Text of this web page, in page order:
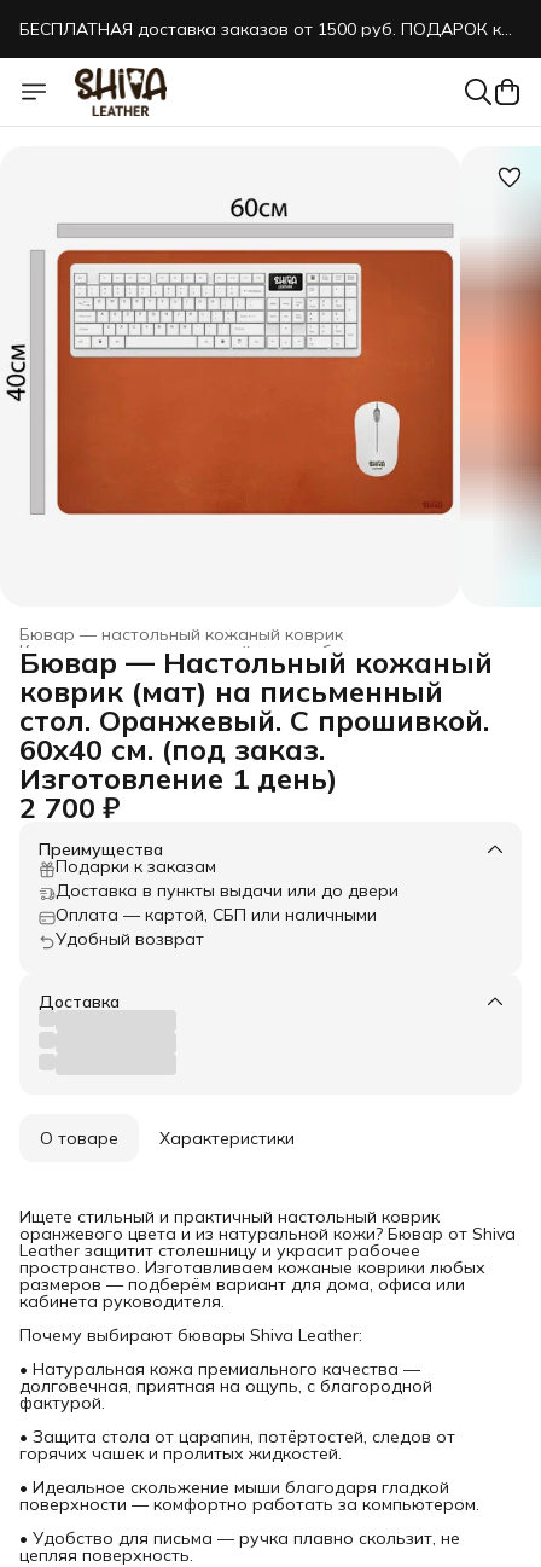
БЕСПЛАТНАЯ доставка заказов от 1500 руб. ПОДАРОК к
БЕСПЛАТНАЯ доставка заказов от 1500 руб. ПОДАРОК к
каждому заказу!
Бювар — настольный кожаный коврик
Коврики для компьютерной мыши и бювары
Аксессуары
Товары из натуральной кожи ›
Главная ›
Бювар — Настольный кожаный
коврик (мат) на письменный
стол. Оранжевый. С прошивкой.
60x40 см. (под заказ.
Изготовление 1 день)
2 700 ₽
Преимущества
Подарки к заказам
Доставка в пункты выдачи или до двери
Оплата — картой, СБП или наличными
Удобный возврат
Доставка
О товаре Характеристики
Ищете стильный и практичный настольный коврик
оранжевого цвета и из натуральной кожи? Бювар от Shiva
Leather защитит столешницу и украсит рабочее
пространство. Изготавливаем кожаные коврики любых
размеров — подберём вариант для дома, офиса или
кабинета руководителя.
Почему выбирают бювары Shiva Leather:
• Натуральная кожа премиального качества —
долговечная, приятная на ощупь, с благородной
фактурой.
• Защита стола от царапин, потёртостей, следов от
горячих чашек и пролитых жидкостей.
• Идеальное скольжение мыши благодаря гладкой
поверхности — комфортно работать за компьютером.
• Удобство для письма — ручка плавно скользит, не
цепляя поверхность.